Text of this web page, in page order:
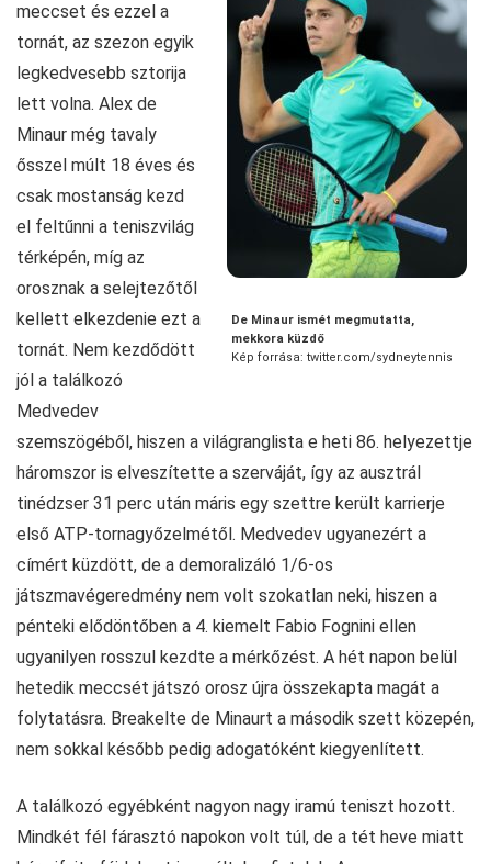
De Minaur ismét megmutatta,
mekkora küzdő
Kép forrása: twitter.com/sydneytennis
meccset és ezzel a
tornát, az szezon egyik
legkedvesebb sztorija
lett volna. Alex de
Minaur még tavaly
ősszel múlt 18 éves és
csak mostanság kezd
el feltűnni a teniszvilág
térképén, míg az
orosznak a selejtezőtől
kellett elkezdenie ezt a
tornát. Nem kezdődött
jól a találkozó
Medvedev
szemszögéből, hiszen a világranglista e heti 86. helyezettje
háromszor is elveszítette a szerváját, így az ausztrál
tinédzser 31 perc után máris egy szettre került karrierje
első ATP-tornagyőzelmétől. Medvedev ugyanezért a
címért küzdött, de a demoralizáló 1/6-os
játszmavégeredmény nem volt szokatlan neki, hiszen a
pénteki elődöntőben a 4. kiemelt Fabio Fognini ellen
ugyanilyen rosszul kezdte a mérkőzést. A hét napon belül
hetedik meccsét játszó orosz újra összekapta magát a
folytatásra. Breakelte de Minaurt a második szett közepén,
nem sokkal később pedig adogatóként kiegyenlített.
A találkozó egyébként nagyon nagy iramú teniszt hozott.
Mindkét fél fárasztó napokon volt túl, de a tét heve miatt